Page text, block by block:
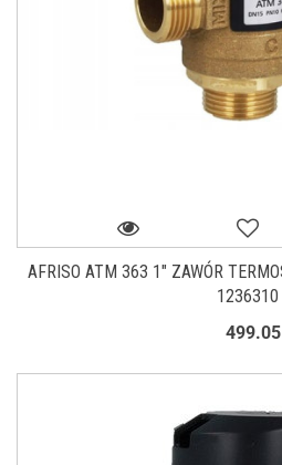
AFRISO ATM 363 1" ZAWÓR
1236310
499.05